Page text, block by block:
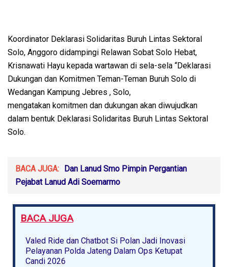
Koordinator Deklarasi Solidaritas Buruh Lintas Sektoral
Solo, Anggoro didampingi Relawan Sobat Solo Hebat,
Krisnawati Hayu kepada wartawan di sela-sela “Deklarasi
Dukungan dan Komitmen Teman-Teman Buruh Solo di
Wedangan Kampung Jebres , Solo,
mengatakan komitmen dan dukungan akan diwujudkan
dalam bentuk Deklarasi Solidaritas Buruh Lintas Sektoral
Solo.
BACA JUGA:
Dan Lanud Smo Pimpin Pergantian
Pejabat Lanud Adi Soemarmo
BACA JUGA
Valed Ride dan Chatbot Si Polan Jadi Inovasi
Pelayanan Polda Jateng Dalam Ops Ketupat
Candi 2026